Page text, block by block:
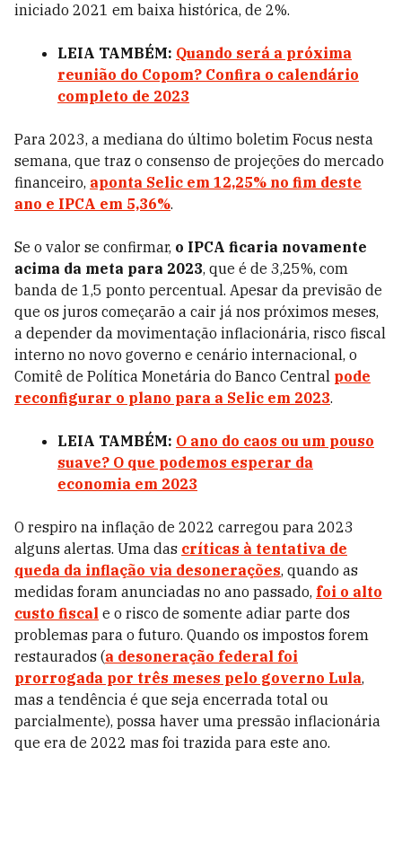
iniciado 2021 em baixa histórica, de 2%.
LEIA TAMBÉM: Quando será a próxima
reunião do Copom? Confira o calendário
completo de 2023
Para 2023, a mediana do último boletim Focus nesta
semana, que traz o consenso de projeções do mercado
financeiro, aponta Selic em 12,25% no fim deste
ano e IPCA em 5,36%.
Se o valor se confirmar, o IPCA ficaria novamente
acima da meta para 2023, que é de 3,25%, com
banda de 1,5 ponto percentual. Apesar da previsão de
que os juros começarão a cair já nos próximos meses,
a depender da movimentação inflacionária, risco fiscal
interno no novo governo e cenário internacional, o
Comitê de Política Monetária do Banco Central pode
reconfigurar o plano para a Selic em 2023.
LEIA TAMBÉM: O ano do caos ou um pouso
suave? O que podemos esperar da
economia em 2023
O respiro na inflação de 2022 carregou para 2023
alguns alertas. Uma das críticas à tentativa de
queda da inflação via desonerações, quando as
medidas foram anunciadas no ano passado, foi o alto
custo fiscal e o risco de somente adiar parte dos
problemas para o futuro. Quando os impostos forem
restaurados (a desoneração federal foi
prorrogada por três meses pelo governo Lula,
mas a tendência é que seja encerrada total ou
parcialmente), possa haver uma pressão inflacionária
que era de 2022 mas foi trazida para este ano.